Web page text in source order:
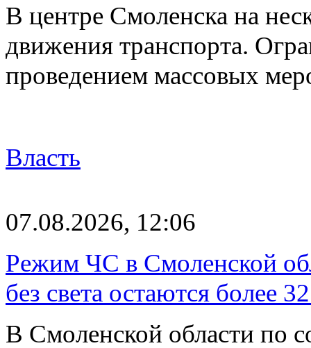
В центре Смоленска на
движения транспорта.
проведением массовых
Власть
07.08.2026, 12:06
Режим ЧС в Смоленской
без света остаются более
В Смоленской области по